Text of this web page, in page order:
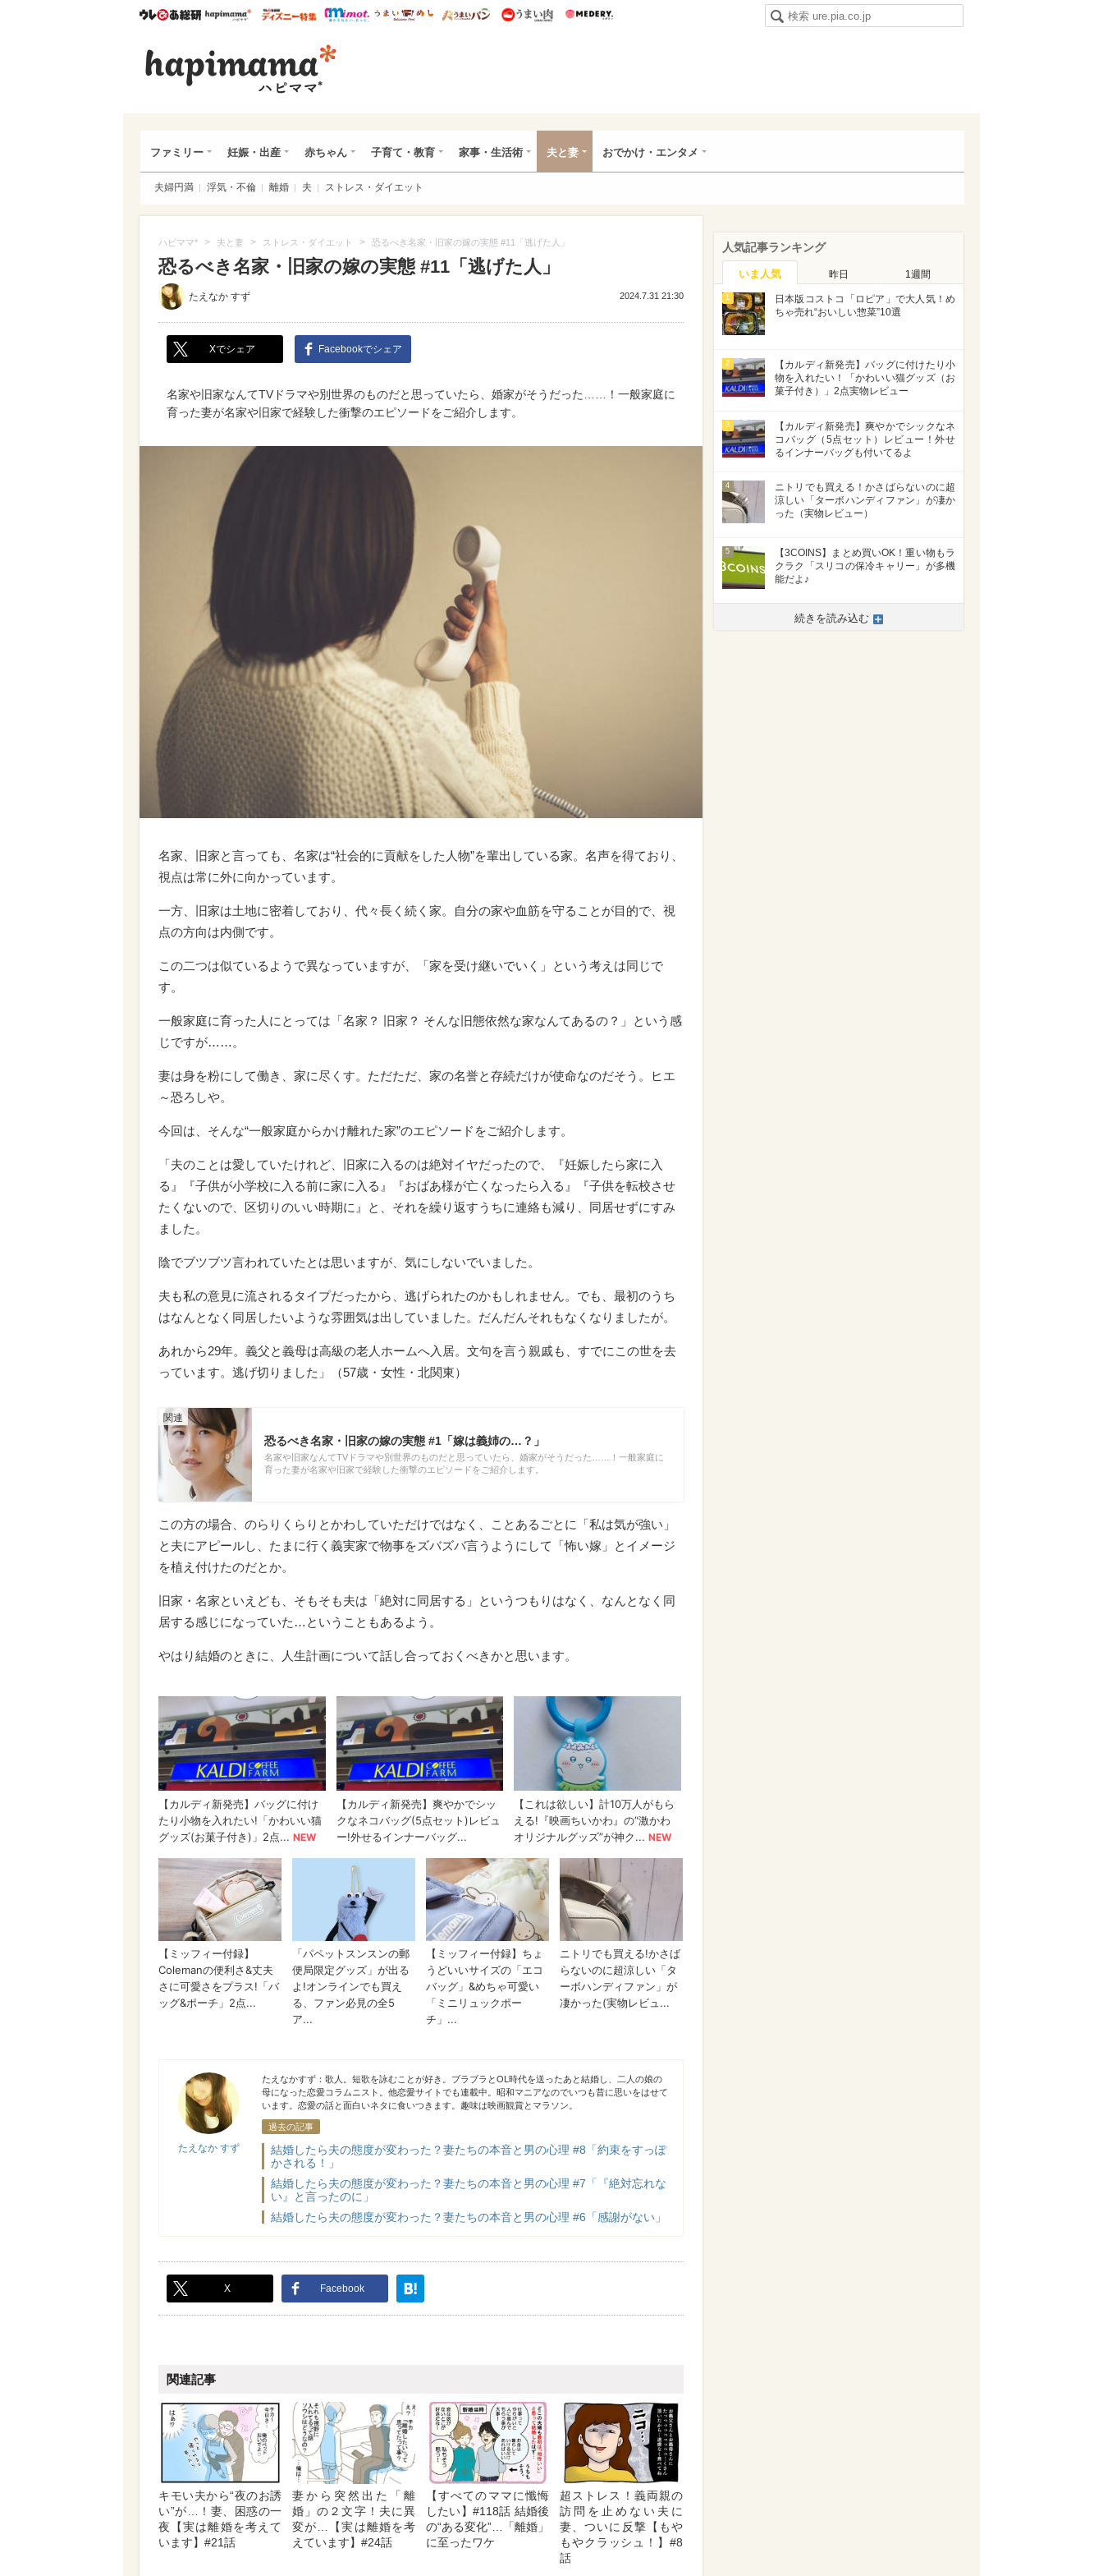
ウレぴあ総研ハピママ* ウレぴあ総研 ディズニー特集
mimot. うまいめし うまいパン うまい肉
ファミリー 妊娠・出産 赤ちゃん 子育て・教育 家事・生活術 夫と妻 おでかけ・エンタメ
夫婦円満 浮気・不倫 離婚 夫 ストレス・ダイエット
ハピママ* > 夫と妻 > ストレス・ダイエット > 恐るべき名家・旧家の嫁の実態 #11「逃げた人」
恐るべき名家・旧家の嫁の実態 #11「逃げた人」
たえなか すず 2024.7.31 21:30
Xでシェア Facebookでシェア
名家や旧家なんてTVドラマや別世界のものだと思っていたら、婚家がそうだった……！一般家庭に
育った妻が名家や旧家で経験した衝撃のエピソードをご紹介します。
名家、旧家と言っても、名家は“社会的に貢献をした人物”を輩出している家。名声を得ており、
視点は常に外に向かっています。
一方、旧家は土地に密着しており、代々長く続く家。自分の家や血筋を守ることが目的で、視
点の方向は内側です。
この二つは似ているようで異なっていますが、「家を受け継いでいく」という考えは同じで
す。
一般家庭に育った人にとっては「名家？ 旧家？ そんな旧態依然な家なんてあるの？」という感
じですが……。
妻は身を粉にして働き、家に尽くす。ただただ、家の名誉と存続だけが使命なのだそう。ヒエ
～恐ろしや。
今回は、そんな“一般家庭からかけ離れた家”のエピソードをご紹介します。
「夫のことは愛していたけれど、旧家に入るのは絶対イヤだったので、『妊娠したら家に入
る』『子供が小学校に入る前に家に入る』『おばあ様が亡くなったら入る』『子供を転校させ
たくないので、区切りのいい時期に』と、それを繰り返すうちに連絡も減り、同居せずにすみ
ました。
陰でブツブツ言われていたとは思いますが、気にしないでいました。
夫も私の意見に流されるタイプだったから、逃げられたのかもしれません。でも、最初のうち
はなんとなく同居したいような雰囲気は出していました。だんだんそれもなくなりましたが。
あれから29年。義父と義母は高級の老人ホームへ入居。文句を言う親戚も、すでにこの世を去
っています。逃げ切りました」（57歳・女性・北関東）
恐るべき名家・旧家の嫁の実態 #1「嫁は義姉の…？」
名家や旧家なんてTVドラマや別世界のものだと思っていたら、婚家がそうだった……！一般家庭に
育った妻が名家や旧家で経験した衝撃のエピソードをご紹介します。
この方の場合、のらりくらりとかわしていただけではなく、ことあるごとに「私は気が強い」
と夫にアピールし、たまに行く義実家で物事をズバズバ言うようにして「怖い嫁」とイメージ
を植え付けたのだとか。
旧家・名家といえども、そもそも夫は「絶対に同居する」というつもりはなく、なんとなく同
居する感じになっていた…ということもあるよう。
やはり結婚のときに、人生計画について話し合っておくべきかと思います。
たえなか すず
たえなか すず
たえなかすず：歌人。短歌を詠むことが好き。ブラブラとOL時代を送ったあと結婚し、二人の娘の
母になった恋愛コラムニスト。他恋愛サイトでも連載中。昭和マニアなのでいつも昔に思いをはせて
います。恋愛の話と面白いネタに食いつきます。趣味は映画観賞とマラソン。
過去の記事
結婚したら夫の態度が変わった？妻たちの本音と男の心理 #8「約束をすっぽ
かされる！」
結婚したら夫の態度が変わった？妻たちの本音と男の心理 #7「『絶対忘れな
い』と言ったのに」
結婚したら夫の態度が変わった？妻たちの本音と男の心理 #6「感謝がない」
X Facebook
関連記事
キモい夫から“夜のお誘
い”が…！妻、困惑の一
夜【実は離婚を考えて
います】#21話
妻から突然出た「離
婚」の２文字！夫に異
変が…【実は離婚を考
えています】#24話
【すべてのママに懺悔
したい】#118話 結婚後
の“ある変化”…「離婚」
に至ったワケ
超ストレス！義両親の
訪問を止めない夫に
妻、ついに反撃【もや
もやクラッシュ！】#8
話
人気記事ランキング
いま人気 昨日 1週間
1
日本版コストコ「ロピア」で大人気！め
ちゃ売れ“おいしい惣菜”10選
2
【カルディ新発売】バッグに付けたり小
物を入れたい！「かわいい猫グッズ（お
菓子付き）」2点実物レビュー
3
【カルディ新発売】爽やかでシックなネ
コバッグ（5点セット）レビュー！外せ
るインナーバッグも付いてるよ
4
ニトリでも買える！かさばらないのに超
涼しい「ターボハンディファン」が凄か
った（実物レビュー）
5
【3COINS】まとめ買いOK！重い物もラ
クラク「スリコの保冷キャリー」が多機
能だよ♪
続きを読み込む